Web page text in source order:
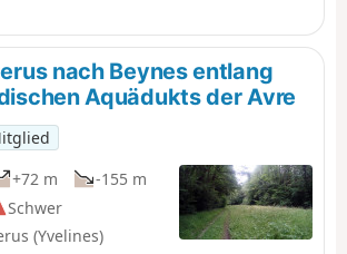
Etappe Mantes-Genainville,
in Genainville oder Umgebung
die Bahnhöfe Mantes und Chars zu
Diese sehr schöne Etappe führt weiter
schönen Regionalen Naturpark
östlicher Richtung. Sie erreichtzunächst
de Magny, durchquert eine Reihe
Hochebenen zwischen Oise und
siewieder ins Tal der Viosne hinabführt,
nach Beynes entlang
Aquädukts der Avre
+72 m
-155 m
Schwer
(Yvelines)